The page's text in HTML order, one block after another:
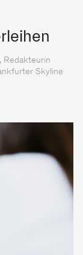
Redakteurin
Skyline